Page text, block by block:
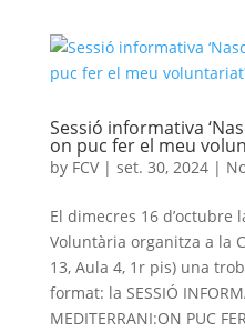
Sessió informativa
on puc fer el meu
by FCV| set. 30, 2024|
El dimecres 16 d’octubre
Voluntària organitza a la
13, Aula 4, 1r pis) una
format: la SESSIÓ
MEDITERRANI:ON PUC